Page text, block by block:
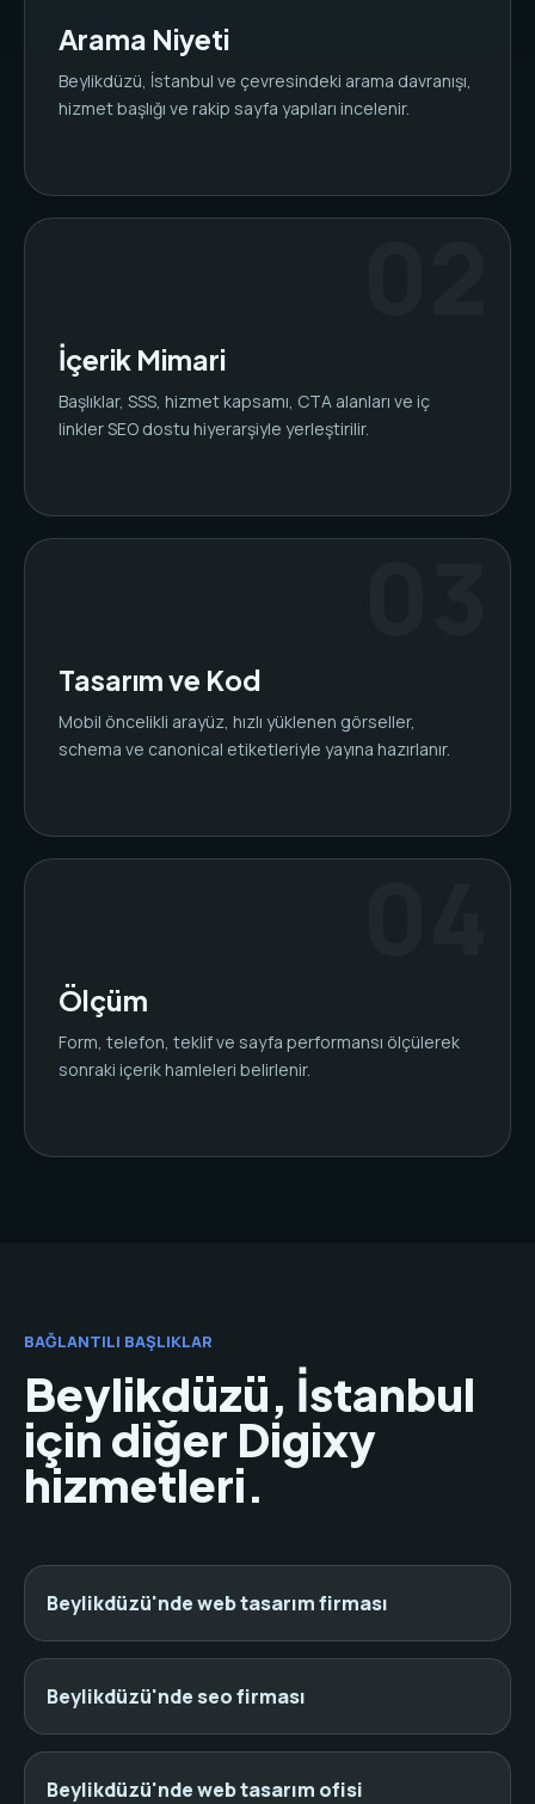
Arama Niyeti
Beylikdüzü, İstanbul ve çevresindeki arama davranışı,
hizmet başlığı ve rakip sayfa yapıları incelenir.
İçerik Mimari
Başlıklar, SSS, hizmet kapsamı, CTA alanları ve iç
linkler SEO dostu hiyerarşiyle yerleştirilir.
Tasarım ve Kod
Mobil öncelikli arayüz, hızlı yüklenen görseller,
schema ve canonical etiketleriyle yayına hazırlanır.
Ölçüm
Form, telefon, teklif ve sayfa performansı ölçülerek
sonraki içerik hamleleri belirlenir.
BAĞLANTILI BAŞLIKLAR
Beylikdüzü, İstanbul
için diğer Digixy
hizmetleri.
Beylikdüzü'nde web tasarım firması
Beylikdüzü'nde seo firması
Beylikdüzü'nde web tasarım ofisi